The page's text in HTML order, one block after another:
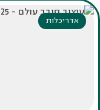
אדריכלות